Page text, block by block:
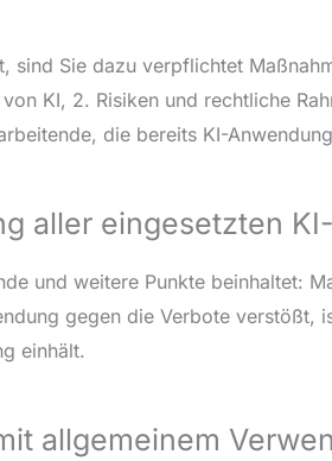
sind Sie dazu verpflichtet
KI, 2. Risiken und rechtliche
die bereits KI-
aller eingesetzten
und weitere Punkte beinhaltet:
gegen die Verbote
einhält.
allgemeinem